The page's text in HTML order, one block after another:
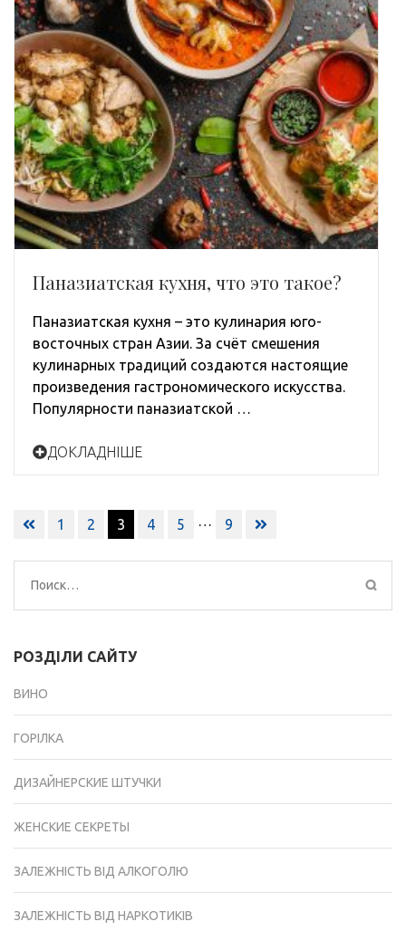
Паназиатская кухня, что это такое?
Паназиатская кухня – это кулинария юго-
восточных стран Азии. За счёт смешения
кулинарных традиций создаются настоящие
произведения гастрономического искусства.
Популярности паназиатской …
ДОКЛАДНІШЕ
Навигация
записям
1 2 3 4 5 … 9
Найти:
РОЗДІЛИ САЙТУ
ВИНО
ГОРІЛКА
ДИЗАЙНЕРСКИЕ ШТУЧКИ
ЖЕНСКИЕ СЕКРЕТЫ
ЗАЛЕЖНІСТЬ ВІД АЛКОГОЛЮ
ЗАЛЕЖНІСТЬ ВІД НАРКОТИКІВ